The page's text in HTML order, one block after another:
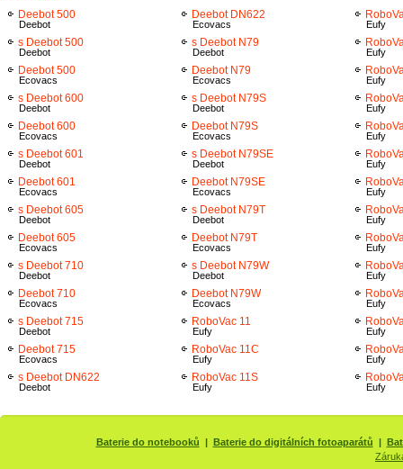
Deebot 500
Deebot
s Deebot 500
Deebot
Deebot 500
Ecovacs
s Deebot 600
Deebot
Deebot 600
Ecovacs
s Deebot 601
Deebot
Deebot 601
Ecovacs
s Deebot 605
Deebot
Deebot 605
Ecovacs
s Deebot 710
Deebot
Deebot 710
Ecovacs
s Deebot 715
Deebot
Deebot 715
Ecovacs
s Deebot DN622
Deebot
Deebot DN622
Ecovacs
s Deebot N79
Deebot
Deebot N79
Ecovacs
s Deebot N79S
Deebot
Deebot N79S
Ecovacs
s Deebot N79SE
Deebot
Deebot N79SE
Ecovacs
s Deebot N79T
Deebot
Deebot N79T
Ecovacs
s Deebot N79W
Deebot
Deebot N79W
Ecovacs
RoboVac 11
Eufy
RoboVac 11C
Eufy
RoboVac 11S
Eufy
Eufy
Eufy
Eufy
Eufy
Eufy
Eufy
Eufy
Eufy
Eufy
Eufy
Eufy
Eufy
Eufy
Eufy
Baterie do notebooků | Baterie do digitálních fotoaparátů |